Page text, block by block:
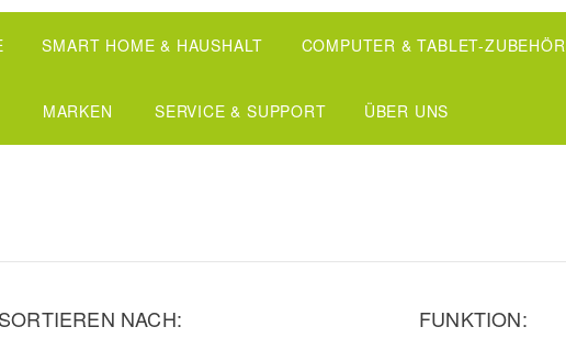
SMART HOME & HAUSHALT COMPUTER & TABLET-ZUBEHÖR
MARKEN SERVICE & SUPPORT ÜBER UNS
NACH: FUNKTION: